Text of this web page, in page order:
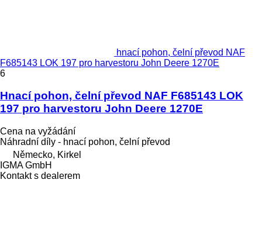
hnací pohon, čelní převod NAF
F685143 LOK 197 pro harvestoru John Deere 1270E
6
Hnací pohon, čelní převod NAF F685143 LOK
197 pro harvestoru John Deere 1270E
Cena na vyžádání
Náhradní díly - hnací pohon, čelní převod
Německo, Kirkel
IGMA GmbH
Kontakt s dealerem